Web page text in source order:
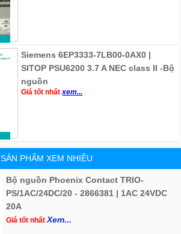
Siemens 6EP3333-7LB00-0AX0 |
SITOP PSU6200 3.7 A NEC class II -Bộ
nguồn
Giá tốt nhấtxem...
SẢN PHẨM XEM NHIỀU
Bộ nguồn Phoenix Contact TRIO-
PS/1AC/24DC/20 - 2866381 | 1AC 24VDC
20A
Giá tốt nhấtXem...